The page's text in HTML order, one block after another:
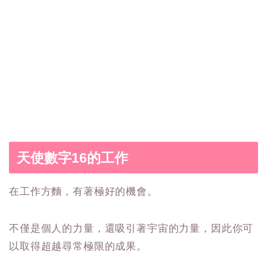
天使數字16的工作
在工作方麵，有著極好的機會。
不僅是個人的力量，還吸引著宇宙的力量，因此你可
以取得超越尋常極限的成果。